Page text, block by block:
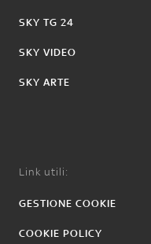
SKY TG 24
SKY VIDEO
SKY ARTE
Link utili:
GESTIONE COOKIE
COOKIE POLICY